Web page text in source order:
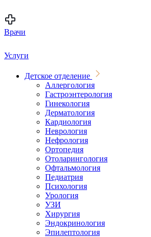
Врачи
Услуги
Детское отделение
Аллергология
Гастроэнтерология
Гинекология
Дерматология
Кардиология
Неврология
Нефрология
Ортопедия
Отоларингология
Офтальмология
Педиатрия
Психология
Урология
УЗИ
Хирургия
Эндокринология
Эпилептология